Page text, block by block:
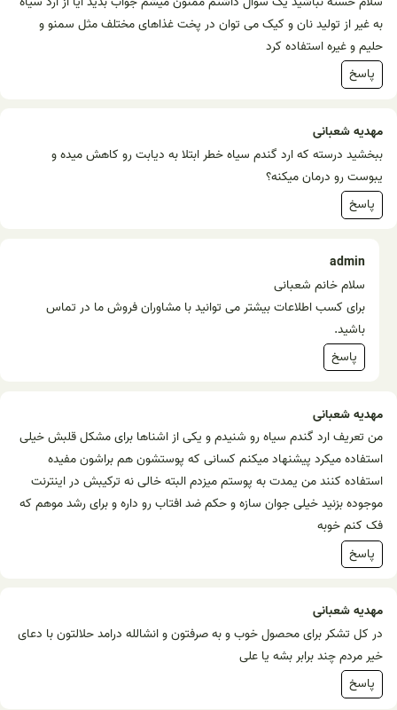
به غیر از تولید نان و کیک می توان در پخت غذاهای مختلف مثل سمنو و
حلیم و غیره استفاده کرد
پاسخ
مهدیه شعبانی
ببخشید درسته که ارد گندم سیاه خطر ابتلا به دیابت رو کاهش میده و
یبوست رو درمان میکنه؟
پاسخ
admin
سلام خانم شعبانی
برای کسب اطلاعات بیشتر می توانید با مشاوران فروش ما در تماس
باشید.
پاسخ
مهدیه شعبانی
من تعریف ارد گندم سیاه رو شنیدم و یکی‌ از اشناها برای مشکل قلبش خیلی
استفاده میکرد پیشنهاد میکنم کسانی که پوستشون هم براشون مفیده
استفاده کنند من یمدت به پوستم میزدم البته خالی نه ترکیبش در اینترنت
موجوده بزنید خیلی جوان سازه و حکم ضد افتاب رو داره و برای رشد موهم که
فک کنم خوبه
پاسخ
مهدیه شعبانی
در کل تشکر برای محصول خوب و به صرفتون و انشالله درامد حلالتون با دعای
خیر مردم چند برابر بشه یا علی
پاسخ